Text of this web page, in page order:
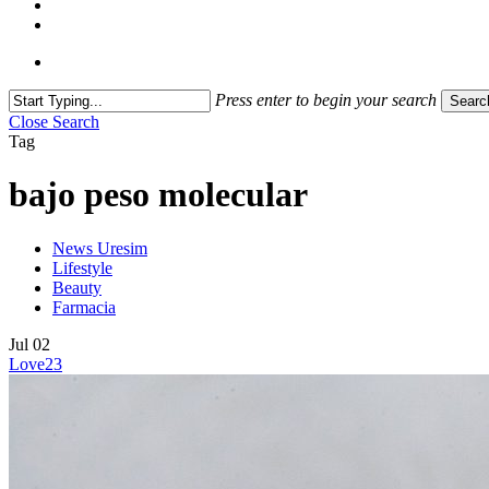
Press enter to begin your search
Close Search
Tag
bajo peso molecular
News Uresim
Lifestyle
Beauty
Farmacia
Jul 02
Love23